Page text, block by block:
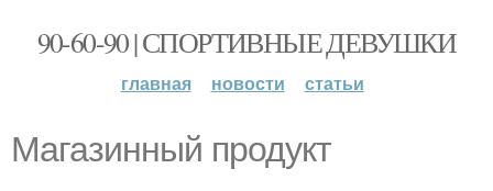
90-60-90 | СПОРТИВНЫЕ ДЕВУШКИ
главная новости статьи
Магазинный продукт